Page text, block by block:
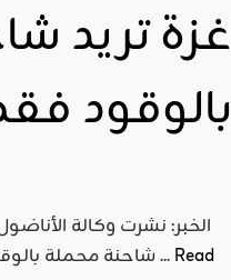
غزة تريد
بالوقود
شاحنة محملة بالوقود، حسب هيئة "المعابر والحدود"، التابعة لوزارة الداخلية بغزة والتي ...Read